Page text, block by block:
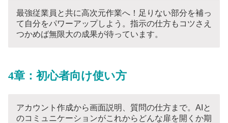
最強従業員と共に高次元作業へ！足りない部分を補っ
て自分をパワーアップしよう。指示の仕方もコツさえ
つかめば無限大の成果が待っています。
4章：初心者向け使い方
アカウント作成から画面説明、質問の仕方まで。AIと
のコミュニケーションがこれからどんな扉を開くか期